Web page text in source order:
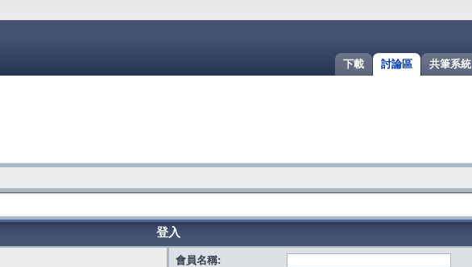
共筆系統
討論區
下載
登入
會員名稱: